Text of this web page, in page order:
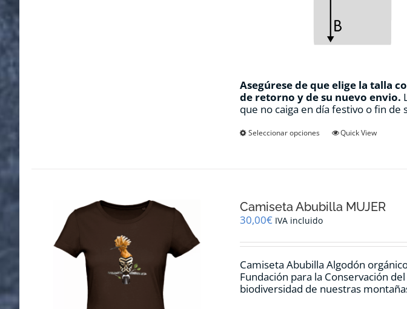
Asegúrese de que elige la talla
de retorno y de su nuevo envio.
que no caiga en día festivo o fin de
Seleccionar opciones
Este
opciones
elegir
la
página
de
Quick View
Camiseta Abubilla MUJER
30,00€ IVA incluido
Camiseta Abubilla Algodón
Fundación para la Conservación
biodiversidad de nuestras